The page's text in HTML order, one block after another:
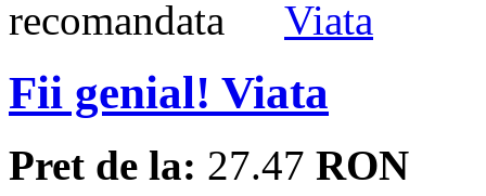
Fii genial! Viata
Pret de la: 27.47 RON